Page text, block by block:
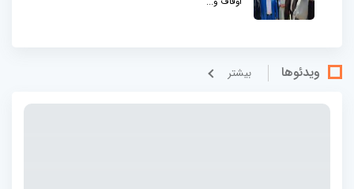
ویدئوها بيشتر